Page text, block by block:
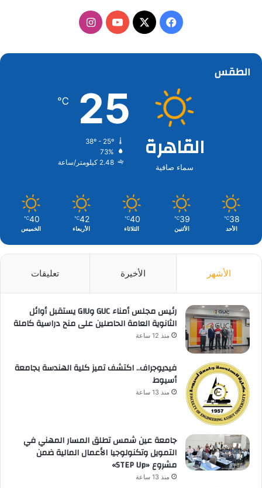
فيسبوك
‫X
‫YouTubeانستقرام
الطقس
القاهرة
سماء صافية
25
℃
73%
2.48 كيلومتر/ساعة
38
℃
الأحد
39
℃
الأثنين
40
℃
الثلاثاء
42
℃
الأربعاء
40
℃
الخميس
الأشهر الأخيرة تعليقات
رئيس مجلس أمناء GUC وGIU يستقبل أوائل
الثانوية العامة الحاصلين على منح دراسية كاملة
منذ 12 ساعة
فيديوجراف.. اكتشف تميز كلية الهندسة بجامعة
أسيوط
منذ 13 ساعة
جامعة عين شمس تطلق المسار المهني في
التمويل وتكنولوجيا الأعمال المالية ضمن
مشروع «STEP Up»
منذ 13 ساعة